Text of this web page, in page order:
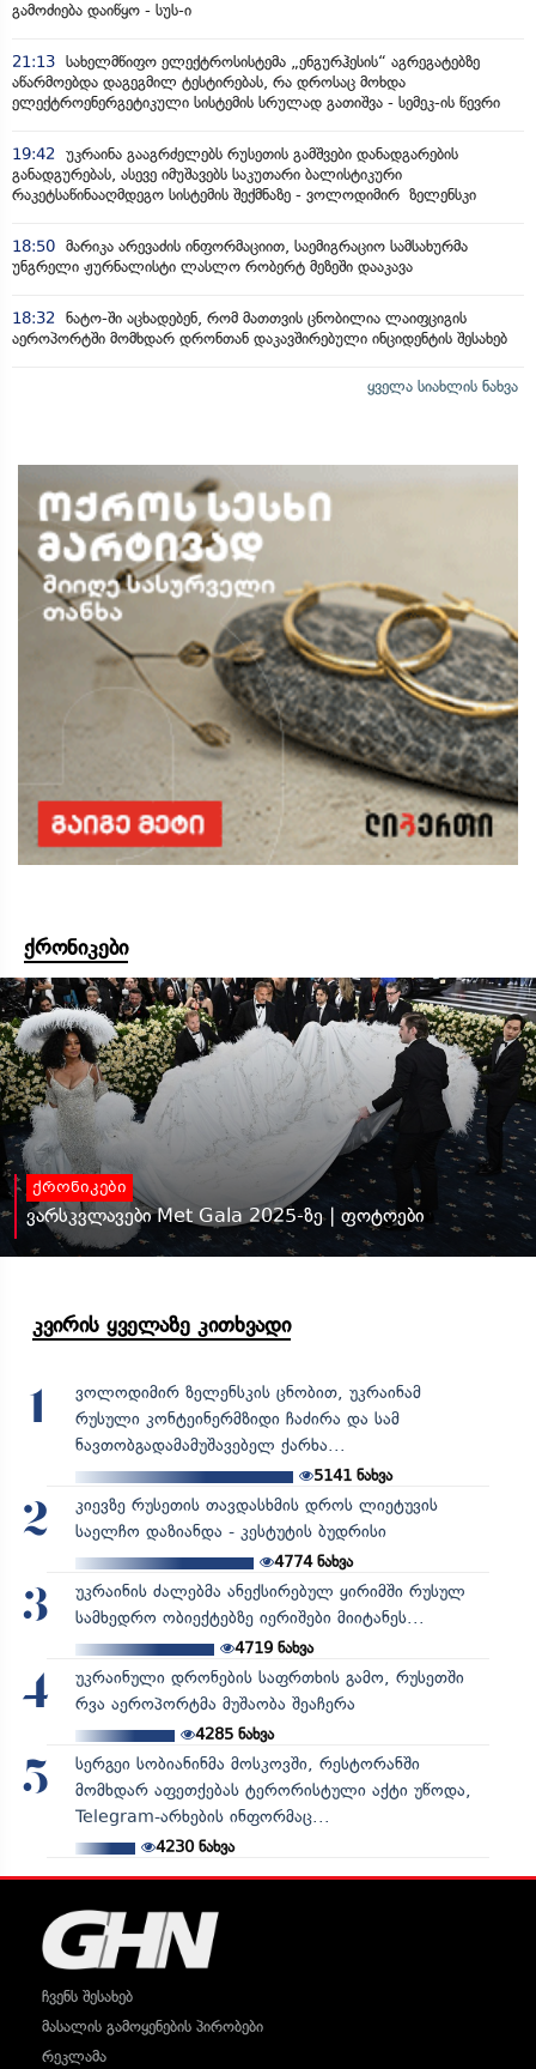
გამოძიება დაიწყო - სუს-ი
21:13 სახელმწიფო ელექტროსისტემა „ენგურჰესის“ აგრეგატებზე
აწარმოებდა დაგეგმილ ტესტირებას, რა დროსაც მოხდა
ელექტროენერგეტიკული სისტემის სრულად გათიშვა - სემეკ-ის წევრი
19:42 უკრაინა გააგრძელებს რუსეთის გამშვები დანადგარების
განადგურებას, ასევე იმუშავებს საკუთარი ბალისტიკური
რაკეტსაწინააღმდეგო სისტემის შექმნაზე - ვოლოდიმირ ზელენსკი
18:50 მარიკა არევაძის ინფორმაციით, საემიგრაციო სამსახურმა
უნგრელი ჟურნალისტი ლასლო რობერტ მეზეში დააკავა
18:32 ნატო-ში აცხადებენ, რომ მათთვის ცნობილია ლაიფციგის
აეროპორტში მომხდარ დრონთან დაკავშირებული ინციდენტის შესახებ
ყველა სიახლის ნახვა
ქრონიკები
ქრონიკები
ვარსკვლავები Met Gala 2025-ზე | ფოტოები
კვირის ყველაზე კითხვადი
1
ვოლოდიმირ ზელენსკის ცნობით, უკრაინამ
რუსული კონტეინერმზიდი ჩაძირა და სამ
ნავთობგადამამუშავებელ ქარხა...
5141 ნახვა
2
კიევზე რუსეთის თავდასხმის დროს ლიეტუვის
საელჩო დაზიანდა - კესტუტის ბუდრისი
4774ნახვა
3
უკრაინის ძალებმა ანექსირებულ ყირიმში რუსულ
სამხედრო ობიექტებზე იერიშები მიიტანეს...
4719ნახვა
4
უკრაინული დრონების საფრთხის გამო, რუსეთში
რვა აეროპორტმა მუშაობა შეაჩერა
4285ნახვა
5
სერგეი სობიანინმა მოსკოვში, რესტორანში
მომხდარ აფეთქებას ტერორისტული აქტი უწოდა,
Telegram-არხების ინფორმაც...
4230ნახვა
ჩვენს შესახებ
მასალის გამოყენების პირობები
რეკლამა